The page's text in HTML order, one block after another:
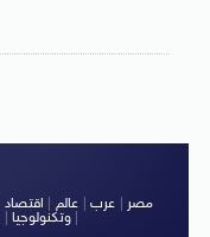
مصر عرب عالم اقتصاد
وتكنولوجيا|
|